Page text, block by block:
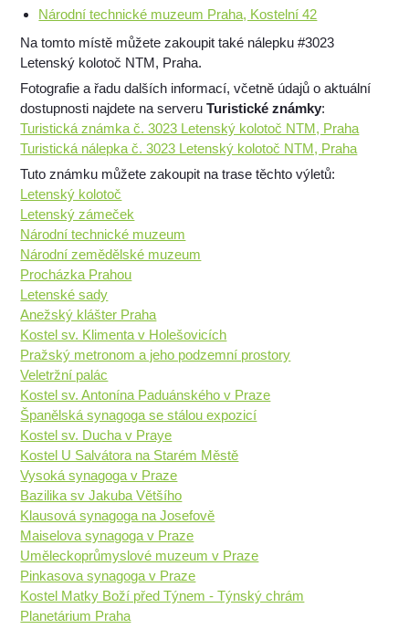
Národní technické muzeum Praha, Kostelní 42
Na tomto místě můžete zakoupit také nálepku #3023
Letenský kolotoč NTM, Praha.
Fotografie a řadu dalších informací, včetně údajů o aktuální
dostupnosti najdete na serveruTuristické známky:
Turistická známka č. 3023 Letenský kolotoč NTM, Praha
Turistická nálepka č. 3023 Letenský kolotoč NTM, Praha
Tuto známku můžete zakoupit na trase těchto výletů:
Letenský kolotoč
Letenský zámeček
Národní technické muzeum
Národní zemědělské muzeum
Procházka Prahou
Letenské sady
Anežský klášter Praha
Kostel sv. Klimenta v Holešovicích
Pražský metronom a jeho podzemní prostory
Veletržní palác
Kostel sv. Antonína Paduánského v Praze
Španělská synagoga se stálou expozicí
Kostel sv. Ducha v Praye
Kostel U Salvátora na Starém Městě
Vysoká synagoga v Praze
Bazilika sv Jakuba Většího
Klausová synagoga na Josefově
Maiselova synagoga v Praze
Uměleckoprůmyslové muzeum v Praze
Pinkasova synagoga v Praze
Kostel Matky Boží před Týnem - Týnský chrám
Planetárium Praha